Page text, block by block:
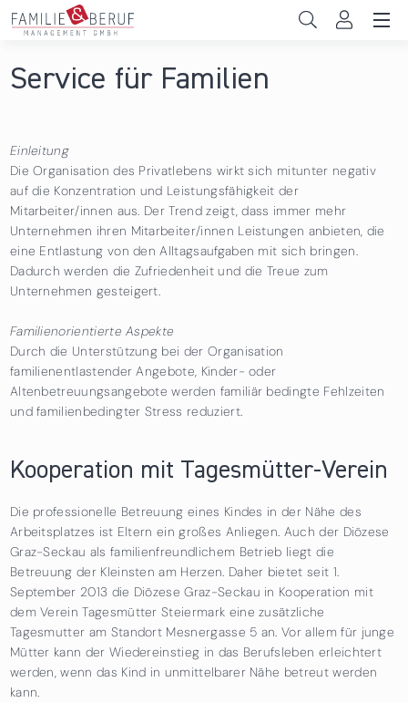
Direkt zum Inhalt
Hochschulen
Persönliche Vereinbarkeit
Das sind wir
News & Events
Service für Familien
Einleitung
Die Organisation des Privatlebens wirkt sich mitunter negativ
auf die Konzentration und Leistungsfähigkeit der
Mitarbeiter/innen aus. Der Trend zeigt, dass immer mehr
Unternehmen ihren Mitarbeiter/innen Leistungen anbieten, die
eine Entlastung von den Alltagsaufgaben mit sich bringen.
Dadurch werden die Zufriedenheit und die Treue zum
Unternehmen gesteigert.
Familienorientierte Aspekte
Durch die Unterstützung bei der Organisation
familienentlastender Angebote, Kinder- oder
Altenbetreuungsangebote werden familiär bedingte Fehlzeiten
und familienbedingter Stress reduziert.
Kooperation mit Tagesmütter-Verein
Die professionelle Betreuung eines Kindes in der Nähe des
Arbeitsplatzes ist Eltern ein großes Anliegen. Auch der Diözese
Graz-Seckau als familienfreundlichem Betrieb liegt die
Betreuung der Kleinsten am Herzen. Daher bietet seit 1.
September 2013 die Diözese Graz-Seckau in Kooperation mit
dem Verein Tagesmütter Steiermark eine zusätzliche
Tagesmutter am Standort Mesnergasse 5 an. Vor allem für junge
Mütter kann der Wiedereinstieg in das Berufsleben erleichtert
werden, wenn das Kind in unmittelbarer Nähe betreut werden
kann.